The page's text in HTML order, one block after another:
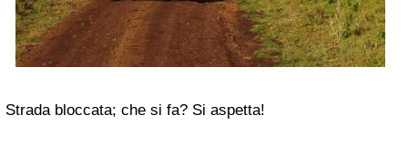
Strada bloccata; che si fa? Si aspetta!